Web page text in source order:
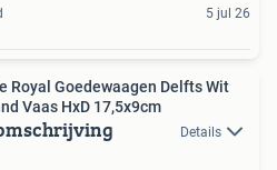
5 jul 26
Royal Goedewaagen Delfts Wit
Vaas HxD 17,5x9cm
Details